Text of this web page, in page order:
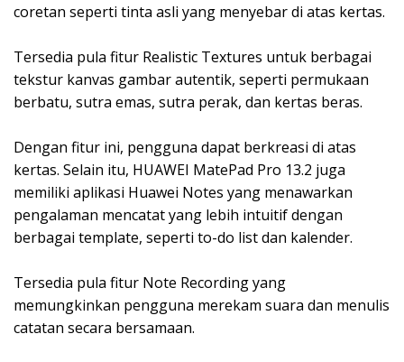
coretan seperti tinta asli yang menyebar di atas kertas.
Tersedia pula fitur Realistic Textures untuk berbagai
tekstur kanvas gambar autentik, seperti permukaan
berbatu, sutra emas, sutra perak, dan kertas beras.
Dengan fitur ini, pengguna dapat berkreasi di atas
kertas. Selain itu, HUAWEI MatePad Pro 13.2 juga
memiliki aplikasi Huawei Notes yang menawarkan
pengalaman mencatat yang lebih intuitif dengan
berbagai template, seperti to-do list dan kalender.
Tersedia pula fitur Note Recording yang
memungkinkan pengguna merekam suara dan menulis
catatan secara bersamaan.